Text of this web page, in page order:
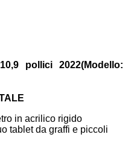
pollici 2022(Modello:
in acrilico rigido
tablet da graffi e piccoli